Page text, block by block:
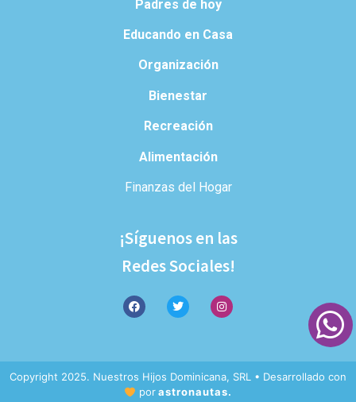
Padres de hoy
Educando en Casa
Organización
Bienestar
Recreación
Alimentación
Finanzas del Hogar
¡Síguenos en las
Redes Sociales!
Copyright 2025. Nuestros Hijos Dominicana, SRL • Desarrollado con
porastronautas.